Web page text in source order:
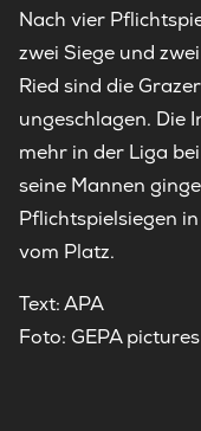
Nach vier
zwei Siege und
Ried sind die
ungeschlagen. Die
mehr in der Liga
seine Mannen
Pflichtspielsiegen
vom Platz.
Text: APA
Foto: GEPA pictures